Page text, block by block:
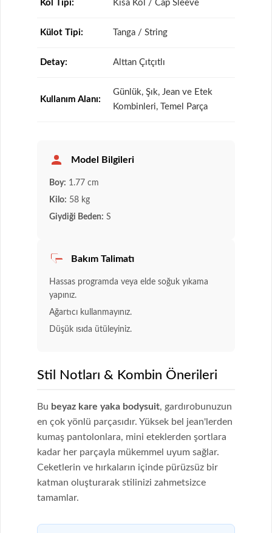
Kol Tipi: Kısa Kol / Cap Sleeve
Külot Tipi: Tanga / String
Detay: Alttan Çıtçıtlı
Kullanım Alanı:
Günlük, Şık, Jean ve Etek
Kombinleri, Temel Parça
Model Bilgileri
Boy: 1.77 cm
Kilo: 58 kg
Giydiği Beden: S
Bakım Talimatı
Hassas programda veya elde soğuk yıkama
yapınız.
Ağartıcı kullanmayınız.
Düşük ısıda ütüleyiniz.
Stil Notları & Kombin Önerileri
Bu beyaz kare yaka bodysuit, gardırobunuzun
en çok yönlü parçasıdır. Yüksek bel jean'lerden
kumaş pantolonlara, mini eteklerden şortlara
kadar her parçayla mükemmel uyum sağlar.
Ceketlerin ve hırkaların içinde pürüzsüz bir
katman oluşturarak stilinizi zahmetsizce
tamamlar.